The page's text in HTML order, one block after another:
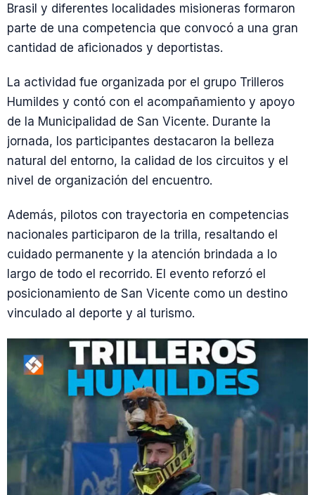
Brasil y diferentes localidades misioneras formaron
parte de una competencia que convocó a una gran
cantidad de aficionados y deportistas.
La actividad fue organizada por el grupo Trilleros
Humildes y contó con el acompañamiento y apoyo
de la Municipalidad de San Vicente. Durante la
jornada, los participantes destacaron la belleza
natural del entorno, la calidad de los circuitos y el
nivel de organización del encuentro.
Además, pilotos con trayectoria en competencias
nacionales participaron de la trilla, resaltando el
cuidado permanente y la atención brindada a lo
largo de todo el recorrido. El evento reforzó el
posicionamiento de San Vicente como un destino
vinculado al deporte y al turismo.